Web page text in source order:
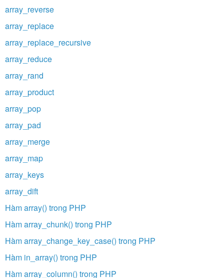
array_reverse
array_replace
array_replace_recursive
array_reduce
array_rand
array_product
array_pop
array_pad
array_merge
array_map
array_keys
array_dift
Hàm array() trong PHP
Hàm array_chunk() trong PHP
Hàm array_change_key_case() trong PHP
Hàm in_array() trong PHP
Hàm array_column() trong PHP